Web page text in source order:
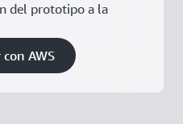
del prototipo a la
AWS